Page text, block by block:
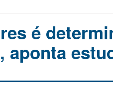
é
aponta